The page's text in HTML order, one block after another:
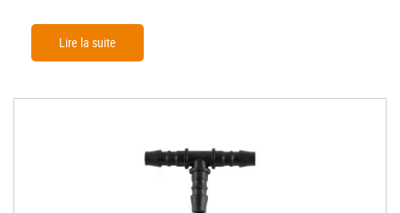
Lire la suite